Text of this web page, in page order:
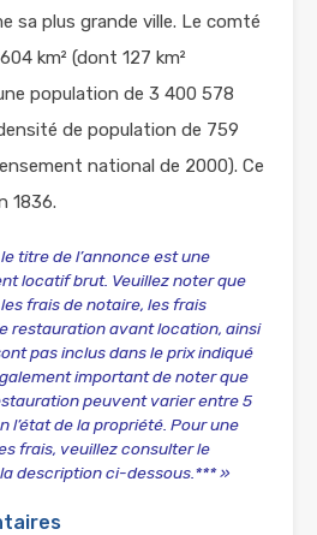
sa plus grande ville. Le comté
km² (dont 127 km²
population de 3 400 578
de population de 759
national de 2000). Ce
1836.
titre de l’annonce est une
locatif brut. Veuillez noter que
frais de notaire, les frais
restauration avant location, ainsi
pas inclus dans le prix indiqué
important de noter que
peuvent varier entre 5
l’état de la propriété. Pour une
frais, veuillez consulter le
description ci-dessous.*** »